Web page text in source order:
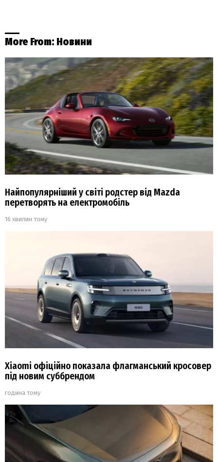
More From: Новини
Найпопулярніший у світі родстер від Mazda
перетворять на електромобіль
16 хвилин тому
Xiaomi офіційно показала флагманський кросовер
під новим суббрендом
година тому